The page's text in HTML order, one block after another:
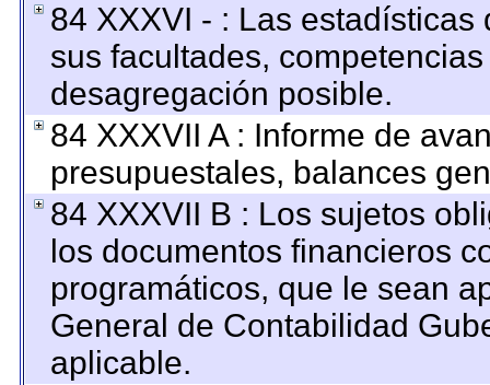
84 XXXVI - : Las
sus facultades,
desagregación posible.
84 XXXVII A : Informe de
presupuestales, balances
84 XXXVII B : Los sujetos
los documentos financieros
programáticos, que le sean
General de Contabilidad
aplicable.